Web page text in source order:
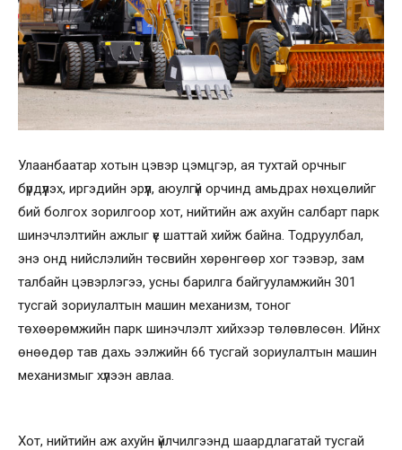
Улаанбаатар хотын цэвэр цэмцгэр, ая тухтай орчныг
бүрдүүлэх, иргэдийн эрүүл, аюулгүй орчинд амьдрах нөхцөлийг
бий болгох зорилгоор хот, нийтийн аж ахуйн салбарт парк
шинэчлэлтийн ажлыг үе шаттай хийж байна. Тодруулбал,
энэ онд нийслэлийн төсвийн хөрөнгөөр хог тээвэр, зам
талбайн цэвэрлэгээ, усны барилга байгууламжийн 301
тусгай зориулалтын машин механизм, тоног
төхөөрөмжийн парк шинэчлэлт хийхээр төлөвлөсөн. Ийнхүү
өнөөдөр тав дахь ээлжийн 66 тусгай зориулалтын машин
механизмыг хүлээн авлаа.
Хот, нийтийн аж ахуйн үйлчилгээнд шаардлагатай тусгай